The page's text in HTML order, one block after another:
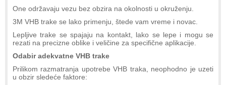
One održavaju vezu bez obzira na okolnosti u okruženju.
3M VHB trake se lako primenju, štede vam vreme i novac.
Lepljive trake se spajaju na kontakt, lako se lepe i mogu se
rezati na precizne oblike i veličine za specifične aplikacije.
Odabir adekvatne VHB trake
Prilikom razmatranja upotrebe VHB traka, neophodno je uzeti
u obzir sledeće faktore: